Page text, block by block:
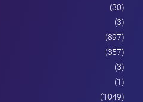
(30)
(3)
(897)
(357)
(3)
(1)
(1049)